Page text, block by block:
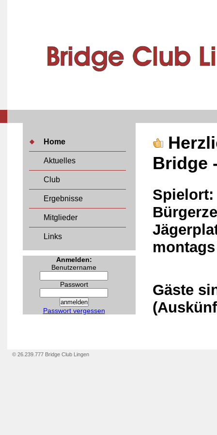
Home
Aktuelles
Club
Ergebnisse
Mitglieder
Links
Anmelden:
Benutzername
Passwort
Passwort vergessen
Bridge
Spielort:
Gäste
© 26.239.777 Bridge Club Lingen